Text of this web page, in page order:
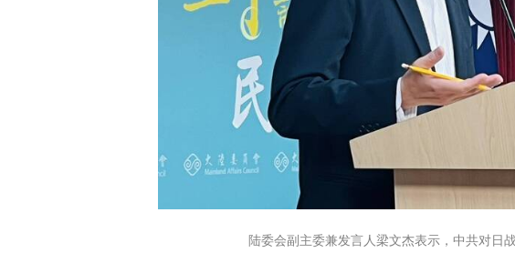
陆委会副主委兼发言人梁文杰表示，中共对日